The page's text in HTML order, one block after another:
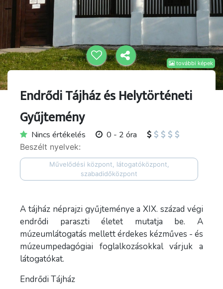
további képek
Endrődi Tájház és Helytörténeti
Gyűjtemény
Nincs értékelés 0 - 2 óra
Beszélt nyelvek:
Művelődési központ, látogatóközpont,
szabadidőközpont
A tájház néprajzi gyűjteménye a XIX. század végi
endrődi paraszti életet mutatja be. A
múzeumlátogatás mellett érdekes kézműves - és
múzeumpedagógiai foglalkozásokkal várjuk a
látogatókat.
Endrődi Tájház